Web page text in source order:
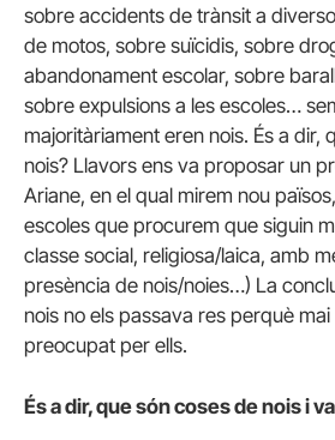
sobre accidents de trànsit a
de motos, sobre suïcidis, sobre
abandonament escolar, sobre
sobre expulsions a les escoles…
majoritàriament eren nois. És a dir,
nois? Llavors ens va proposar un
Ariane, en el qual mirem nou
escoles que procurem que siguin
classe social, religiosa/laica, amb
presència de nois/noies…) La
nois no els passava res perquè mai
preocupat per ells.
És a dir, que són coses de nois i